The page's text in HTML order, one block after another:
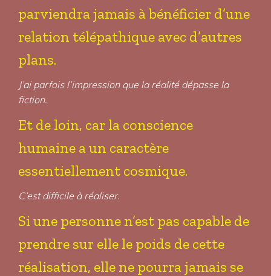
parviendra jamais à bénéficier d’une
relation télépathique avec d’autres
plans.
J’ai parfois l’impression que la réalité dépasse la
fiction.
Et de loin, car la conscience
humaine a un caractère
essentiellement cosmique.
C’est difficile à réaliser.
Si une personne n’est pas capable de
prendre sur elle le poids de cette
réalisation, elle ne pourra jamais se